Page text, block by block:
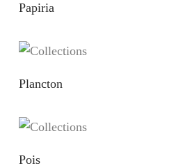
Papiria
Plancton
Pois